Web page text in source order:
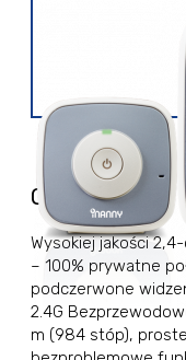
Opis
Wysokiej jakości
– 100% prywatne
podczerwone
2.4G
m (984 stóp),